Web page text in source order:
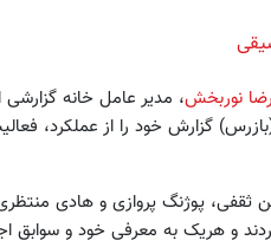
نوربخش
گزارش خود را از عملکرد،
ثقفی، پوژنگ پروازی و هادی
و هریک به معرفی خود و سوابق